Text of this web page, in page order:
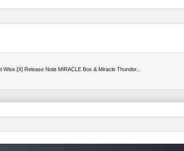
[X] Release Note MIRACLE Box & Miracle Thunder...